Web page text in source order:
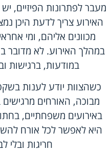
מעבר לפתרונות הפיזיים,
האירוע צריך לדעת היכן
מכוונים אליהם, ומי
במהלך האירוע. לא
במודעות, ברגישות
כשהצוות יודע לענות בשקט,
מבוכה, האורחים מרגישים
באירועים משפחתיים,
היא לאפשר לכל אורח
חריגות ובלי